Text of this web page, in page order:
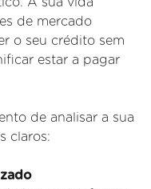
de mercado
o seu crédito sem
estar a pagar
de analisar a sua
claros: